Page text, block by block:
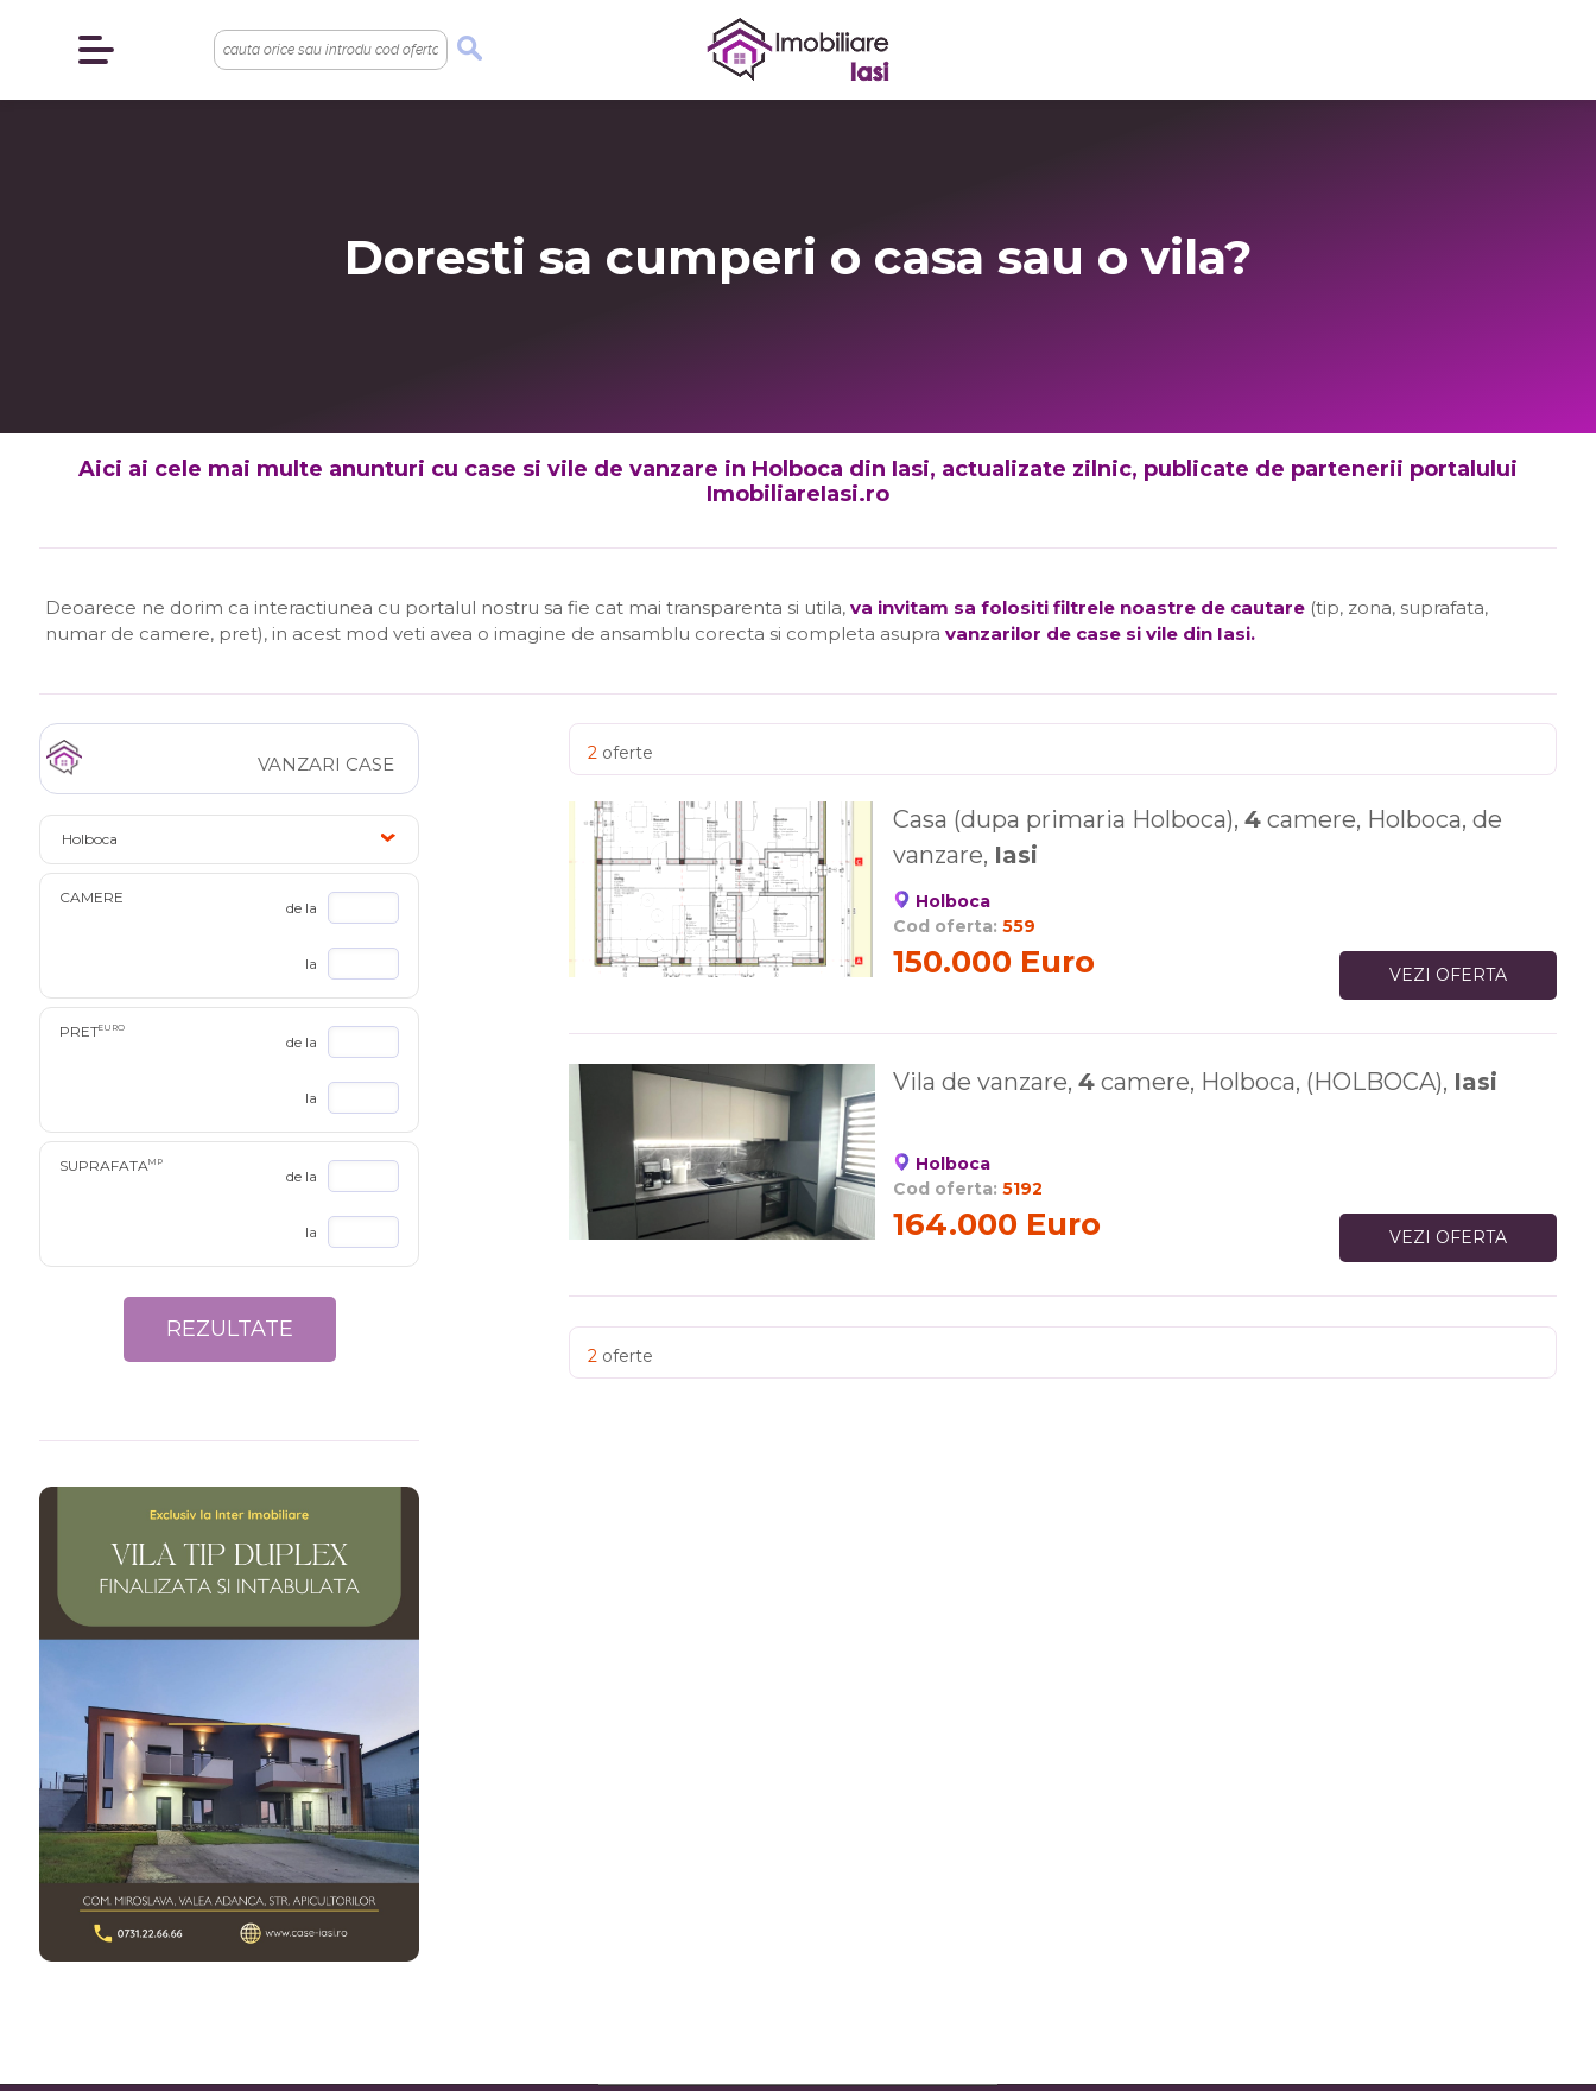
Doresti sa cumperi o casa sau o vila?
Aici ai cele mai multe anunturi cu case si vile de vanzare in Holboca din Iasi, actualizate zilnic, publicate de partenerii portalului
ImobiliareIasi.ro
Deoarece ne dorim ca interactiunea cu portalul nostru sa fie cat mai transparenta si utila, va invitam sa folositi filtrele noastre de cautare (tip, zona, suprafata,
numar de camere, pret), in acest mod veti avea o imagine de ansamblu corecta si completa asupra vanzarilor de case si vile din Iasi.
VANZARI CASE
Holboca
CAMERE
de la
la
PRETEURO
de la
la
SUPRAFATAMP
de la
la
2 oferte
Casa (dupa primaria Holboca), 4 camere, Holboca, de
vanzare, Iasi
Holboca
Cod oferta: 559
150.000 Euro VEZI OFERTA
Vila de vanzare, 4 camere, Holboca, (HOLBOCA), Iasi
Holboca
Cod oferta: 5192
164.000 Euro VEZI OFERTA
2 oferte